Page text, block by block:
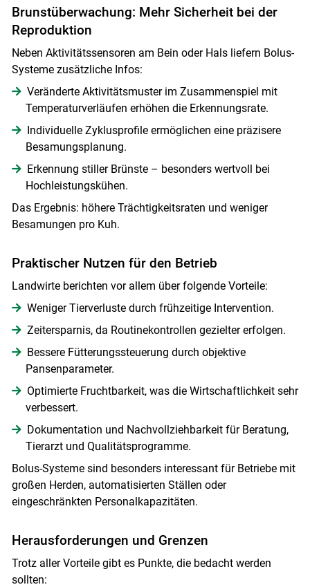
Brunstüberwachung: Mehr Sicherheit bei der
Reproduktion
Neben Aktivitätssensoren am Bein oder Hals liefern Bolus-
Systeme zusätzliche Infos:
Veränderte Aktivitätsmuster im Zusammenspiel mit
Temperaturverläufen erhöhen die Erkennungsrate.
Individuelle Zyklusprofile ermöglichen eine präzisere
Besamungsplanung.
Erkennung stiller Brünste – besonders wertvoll bei
Hochleistungskühen.
Das Ergebnis: höhere Trächtigkeitsraten und weniger
Besamungen pro Kuh.
Praktischer Nutzen für den Betrieb
Landwirte berichten vor allem über folgende Vorteile:
Weniger Tierverluste durch frühzeitige Intervention.
Zeitersparnis, da Routinekontrollen gezielter erfolgen.
Bessere Fütterungssteuerung durch objektive
Pansenparameter.
Optimierte Fruchtbarkeit, was die Wirtschaftlichkeit sehr
verbessert.
Dokumentation und Nachvollziehbarkeit für Beratung,
Tierarzt und Qualitätsprogramme.
Bolus-Systeme sind besonders interessant für Betriebe mit
großen Herden, automatisierten Ställen oder
eingeschränkten Personalkapazitäten.
Herausforderungen und Grenzen
Trotz aller Vorteile gibt es Punkte, die bedacht werden
sollten: